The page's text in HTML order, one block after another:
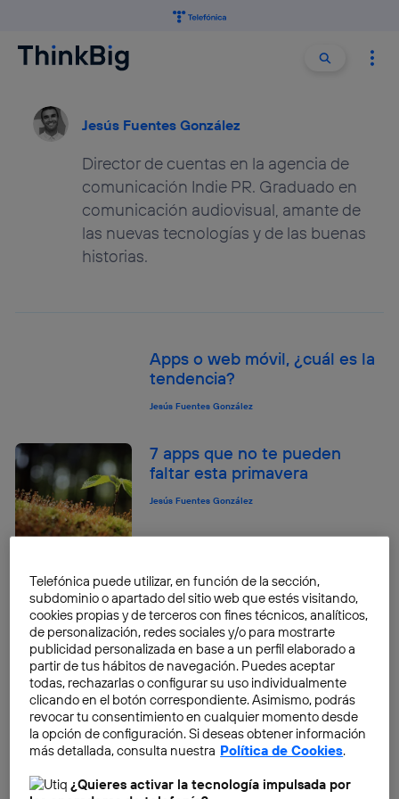
Buscar
Jesús Fuentes González
Director de cuentas en la agencia de
comunicación Indie PR. Graduado en
comunicación audiovisual, amante de
las nuevas tecnologías y de las buenas
historias.
Apps o web móvil, ¿cuál es la
tendencia?
Jesús Fuentes González
7 apps que no te pueden
faltar esta primavera
Jesús Fuentes González
¿Qué pasa con Snapchat?
Jesús Fuentes González
¿Ha llegado ya el coche
volador?
Jesús Fuentes González
Las ventas de gafas de
Telefónica puede utilizar, en función de la sección,
subdominio o apartado del sitio web que estés visitando,
cookies propias y de terceros con fines técnicos, analíticos,
de personalización, redes sociales y/o para mostrarte
publicidad personalizada en base a un perfil elaborado a
partir de tus hábitos de navegación. Puedes aceptar
todas, rechazarlas o configurar su uso individualmente
clicando en el botón correspondiente. Asimismo, podrás
revocar tu consentimiento en cualquier momento desde
la opción de configuración. Si deseas obtener información
más detallada, consulta nuestra Política de Cookies.
¿Quieres activar la tecnología impulsada por